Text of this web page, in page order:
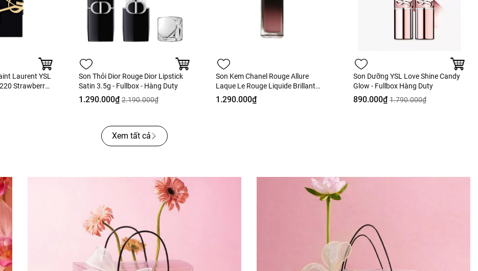
Laurent YSL
Strawberry
- Fullbox
Son Thỏi Dior Rouge Dior Lipstick
Satin 3.5g - Fullbox - Hàng Duty
1.290.000₫ 2.190.000₫
Son Kem Chanel Rouge Allure
Laque Le Rouge Liquide Brillant
Ultra Tenue - 63 Ultimate Màu
Hồng Khô Hàng Duty Fullbox
1.290.000₫
Son Dưỡng YSL Love Shine Candy
Glow - Fullbox Hàng Duty
890.000₫ 1.790.000₫
Xem tất cả